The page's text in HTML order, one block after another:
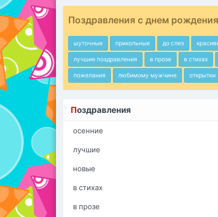
Поздравления с днем
шуточные прикольные до слез
лучшие поздравления в прозе в стихах
пожелания любимому мужчине открытки
Поздравления
осенние
лучшие
новые
в стихах
в прозе